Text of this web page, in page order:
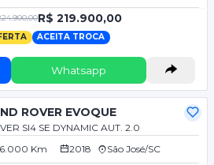
R$ 219.900,00
ACEITA TROCA
Whatsapp
ROVER EVOQUE
SI4 SE DYNAMIC AUT. 2.0
Km
2018 São José/SC